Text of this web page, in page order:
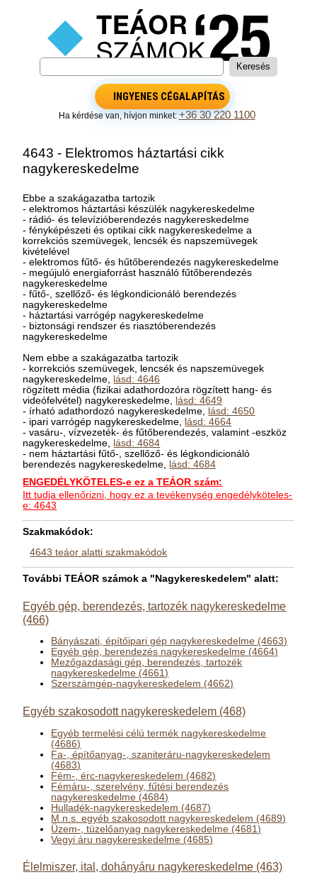
INGYENES CÉGALAPÍTÁS
Ha kérdése van, hívjon minket:+36 30 220 1100
4643 - Elektromos háztartási cikk
nagykereskedelme
Ebbe a szakágazatba tartozik
- elektromos háztartási készülék nagykereskedelme
- rádió- és televízióberendezés nagykereskedelme
- fényképészeti és optikai cikk nagykereskedelme a
korrekciós szemüvegek, lencsék és napszemüvegek
kivételével
- elektromos fűtő- és hűtőberendezés nagykereskedelme
- megújuló energiaforrást használó fűtőberendezés
nagykereskedelme
- fűtő-, szellőző- és légkondicionáló berendezés
nagykereskedelme
- háztartási varrógép nagykereskedelme
- biztonsági rendszer és riasztóberendezés
nagykereskedelme
Nem ebbe a szakágazatba tartozik
- korrekciós szemüvegek, lencsék és napszemüvegek
nagykereskedelme, lásd: 4646
rögzített média (fizikai adathordozóra rögzített hang- és
videófelvétel) nagykereskedelme, lásd: 4649
- írható adathordozó nagykereskedelme, lásd: 4650
- ipari varrógép nagykereskedelme, lásd: 4664
- vasáru-, vízvezeték- és fűtőberendezés, valamint -eszköz
nagykereskedelme, lásd: 4684
- nem háztartási fűtő-, szellőző- és légkondicionáló
berendezés nagykereskedelme, lásd: 4684
ENGEDÉLYKÖTELES-e ez a TEÁOR szám:
Itt tudja ellenőrizni, hogy ez a tevékenység engedélyköteles-
e: 4643
Szakmakódok:
4643 teáor alatti szakmakódok
További TEÁOR számok a "Nagykereskedelem" alatt:
Egyéb gép, berendezés, tartozék nagykereskedelme
(466)
Bányászati, építőipari gép nagykereskedelme (4663)
Egyéb gép, berendezés nagykereskedelme (4664)
Mezőgazdasági gép, berendezés, tartozék
nagykereskedelme (4661)
Szerszámgép-nagykereskedelem (4662)
Egyéb szakosodott nagykereskedelem (468)
Egyéb termelési célú termék nagykereskedelme
(4686)
Fa-, építőanyag-, szaniteráru-nagykereskedelem
(4683)
Fém-, érc-nagykereskedelem (4682)
Fémáru-, szerelvény, fűtési berendezés
nagykereskedelme (4684)
Hulladék-nagykereskedelem (4687)
M.n.s. egyéb szakosodott nagykereskedelem (4689)
Üzem-, tüzelőanyag nagykereskedelme (4681)
Vegyi áru nagykereskedelme (4685)
Élelmiszer, ital, dohányáru nagykereskedelme (463)